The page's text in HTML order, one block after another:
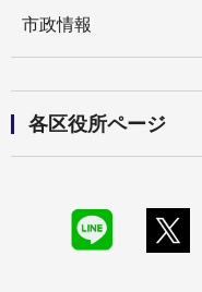
市政情報
各区役所ページ